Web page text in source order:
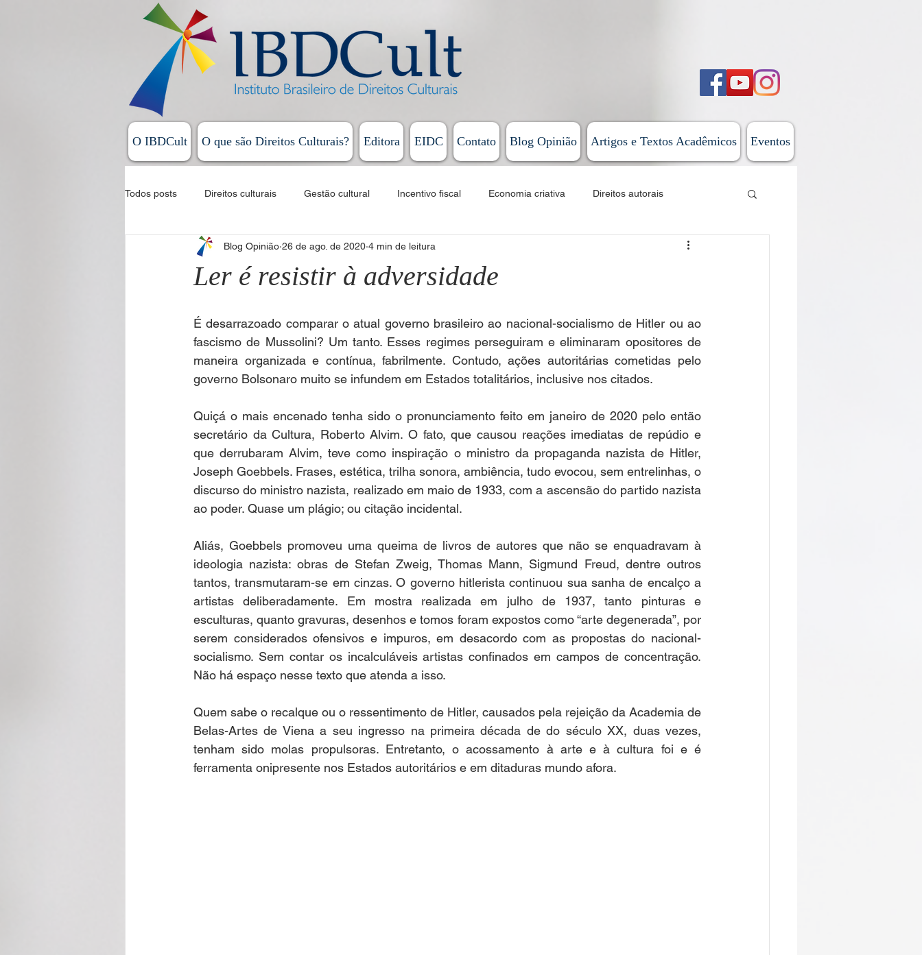
O IBDCult O que são Direitos Culturais? Editora EIDC Contato Blog Opinião Artigos e Textos Acadêmicos Eventos
Todos posts Direitos culturais Gestão cultural Incentivo fiscal Economia criativa Direitos autorais
Sistema Nacional de Cultura Educação Cursos EAD
Cecilia Rabelo - Coluna Parabólica Mário Pragmácio - Anti-Pragmático Yussef Campos - Coluna do Cafundó
Nonato Costa - Coluna Patrimônio Ricardo Oriá -Contador de Histórias Anita Mattes - Coluna Giramundo
Gilmara Benevides - Tribuna Marcus Pinto Aguiar - Metanoia José Olímpio - Collaborate
Aramis Macêdo - Mixto Cultural Maria Helena Japiassu - Arte Venia Artur Paiva - Contraponto João Polaro
Ler é resistir à adversidade
Blog Opinião 26 de ago. de 2020 4 min de leitura
É desarrazoado comparar o atual governo brasileiro ao nacional-socialismo de Hitler ou ao
fascismo de Mussolini? Um tanto. Esses regimes perseguiram e eliminaram opositores de
maneira organizada e contínua, fabrilmente. Contudo, ações autoritárias cometidas pelo
governo Bolsonaro muito se infundem em Estados totalitários, inclusive nos citados.
Quiçá o mais encenado tenha sido o pronunciamento feito em janeiro de 2020 pelo então
secretário da Cultura, Roberto Alvim. O fato, que causou reações imediatas de repúdio e
que derrubaram Alvim, teve como inspiração o ministro da propaganda nazista de Hitler,
Joseph Goebbels. Frases, estética, trilha sonora, ambiência, tudo evocou, sem entrelinhas, o
discurso do ministro nazista, realizado em maio de 1933, com a ascensão do partido nazista
ao poder. Quase um plágio; ou citação incidental.
Aliás, Goebbels promoveu uma queima de livros de autores que não se enquadravam à
ideologia nazista: obras de Stefan Zweig, Thomas Mann, Sigmund Freud, dentre outros
tantos, transmutaram-se em cinzas. O governo hitlerista continuou sua sanha de encalço a
artistas deliberadamente. Em mostra realizada em julho de 1937, tanto pinturas e
esculturas, quanto gravuras, desenhos e tomos foram expostos como “arte degenerada”, por
serem considerados ofensivos e impuros, em desacordo com as propostas do nacional-
socialismo. Sem contar os incalculáveis artistas confinados em campos de concentração.
Não há espaço nesse texto que atenda a isso.
Quem sabe o recalque ou o ressentimento de Hitler, causados pela rejeição da Academia de
Belas-Artes de Viena a seu ingresso na primeira década de do século XX, duas vezes,
tenham sido molas propulsoras. Entretanto, o acossamento à arte e à cultura foi e é
ferramenta onipresente nos Estados autoritários e em ditaduras mundo afora.